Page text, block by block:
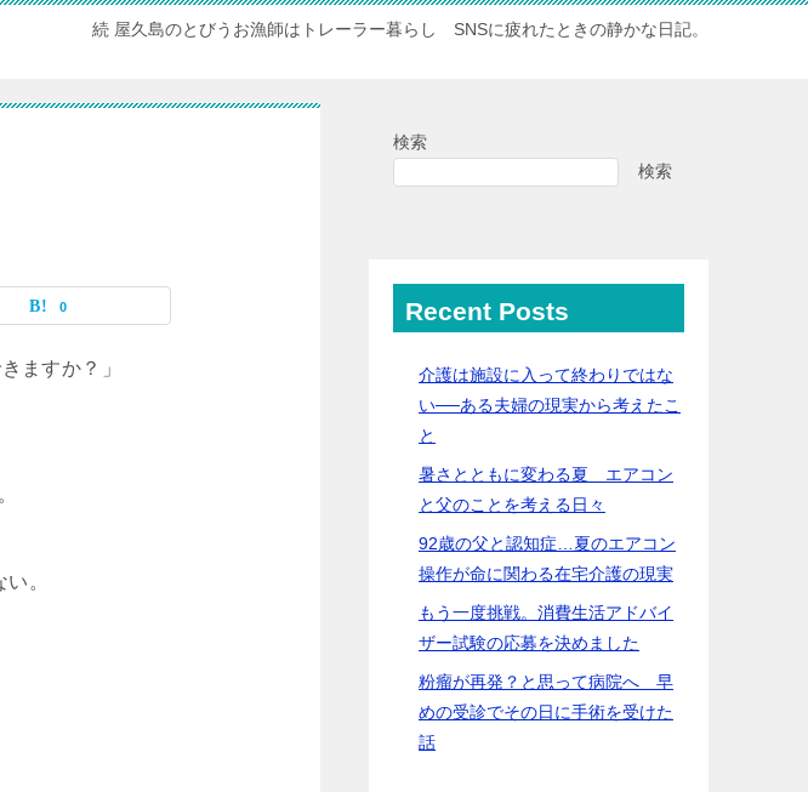
続 屋久島のとびうお漁師はトレーラー暮らし SNSに疲れたときの静かな日記。
0
ますか？」
。
検索
検索
Recent Posts
介護は施設に入って終わりではな
い──ある夫婦の現実から考えたこ
と
暑さとともに変わる夏 エアコン
と父のことを考える日々
92歳の父と認知症…夏のエアコン
操作が命に関わる在宅介護の現実
もう一度挑戦。消費生活アドバイ
ザー試験の応募を決めました
粉瘤が再発？と思って病院へ 早
めの受診でその日に手術を受けた
話